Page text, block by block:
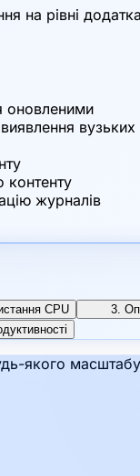
на рівні
оновленими
вузьких
контенту
журналів
CPU 3.
якого